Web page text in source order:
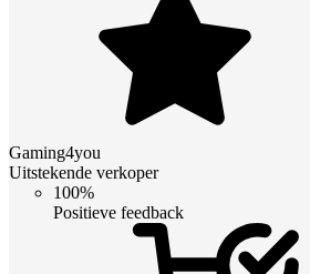
Gaming4you
Uitstekende verkoper
100%
Positieve feedback